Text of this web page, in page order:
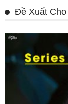
Đề Xuất Cho